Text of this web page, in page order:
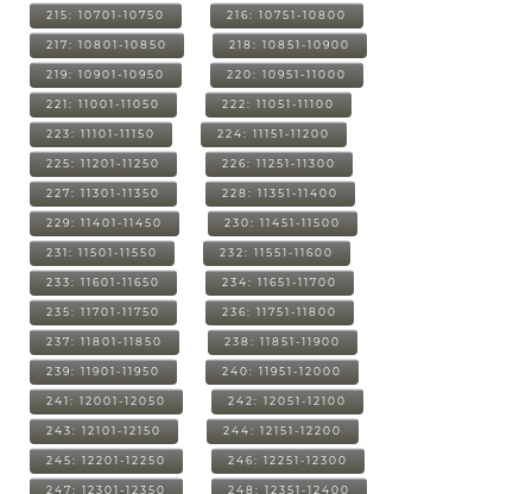
215: 10701-10750 216: 10751-10800
217: 10801-10850 218: 10851-10900
219: 10901-10950 220: 10951-11000
221: 11001-11050 222: 11051-11100
223: 11101-11150 224: 11151-11200
225: 11201-11250 226: 11251-11300
227: 11301-11350 228: 11351-11400
229: 11401-11450 230: 11451-11500
231: 11501-11550 232: 11551-11600
233: 11601-11650 234: 11651-11700
235: 11701-11750 236: 11751-11800
237: 11801-11850 238: 11851-11900
239: 11901-11950 240: 11951-12000
241: 12001-12050 242: 12051-12100
243: 12101-12150 244: 12151-12200
245: 12201-12250 246: 12251-12300
247: 12301-12350 248: 12351-12400